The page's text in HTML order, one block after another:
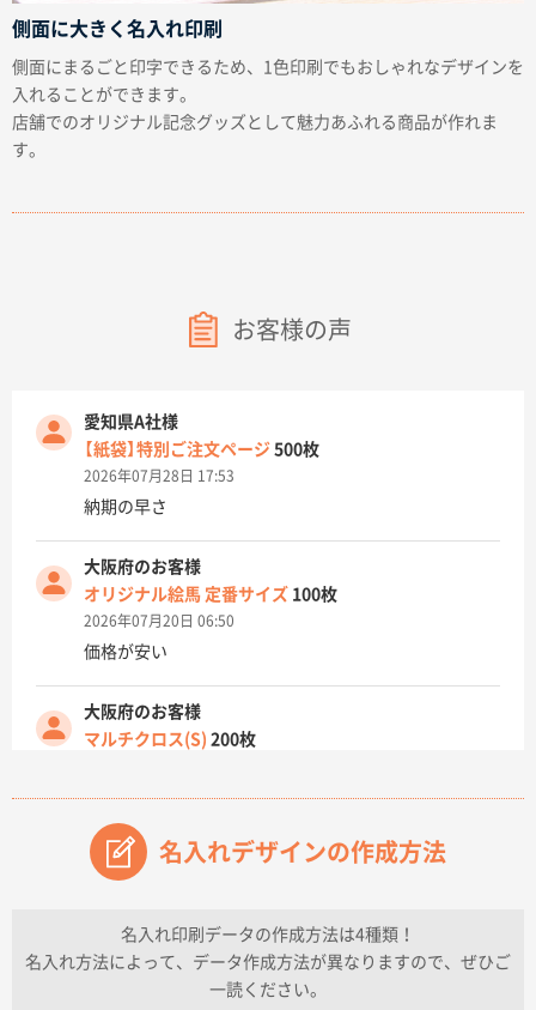
側面に大きく名入れ印刷
側面にまるごと印字できるため、1色印刷でもおしゃれなデザインを
入れることができます。
店舗でのオリジナル記念グッズとして魅力あふれる商品が作れま
す。
お客様の声
愛知県A社様
【紙袋】特別ご注文ページ 500枚
2026年07月28日 17:53
納期の早さ
大阪府のお客様
オリジナル絵馬 定番サイズ 100枚
2026年07月20日 06:50
価格が安い
大阪府のお客様
マルチクロス(S) 200枚
原稿データ流用が可能で価格が妥当なこと
兵庫県のお客様
チケットホルダー ダブルポケット
上記のとおりです。
名入れデザインの作成方法
名入れ印刷データの作成方法は4種類！
名入れ方法によって、データ作成方法が異なりますので、ぜひご
一読ください。